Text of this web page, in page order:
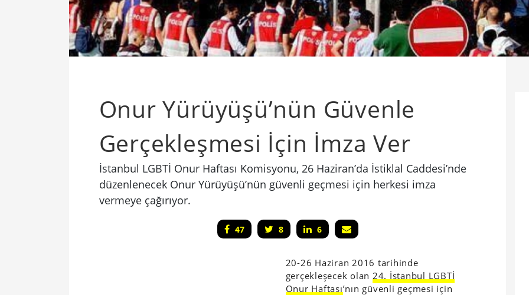
Onur Yürüyüşü’nün Güvenle
Gerçekleşmesi İçin İmza Ver
İstanbul LGBTİ Onur Haftası Komisyonu, 26 Haziran’da İstiklal Caddesi’nde
düzenlenecek Onur Yürüyüşü’nün güvenli geçmesi için herkesi imza
vermeye çağırıyor.
47 8 6
20-26 Haziran 2016 tarihinde
gerçekleşecek olan 24. İstanbul LGBTİ
Onur Haftası’nın güvenli geçmesi için